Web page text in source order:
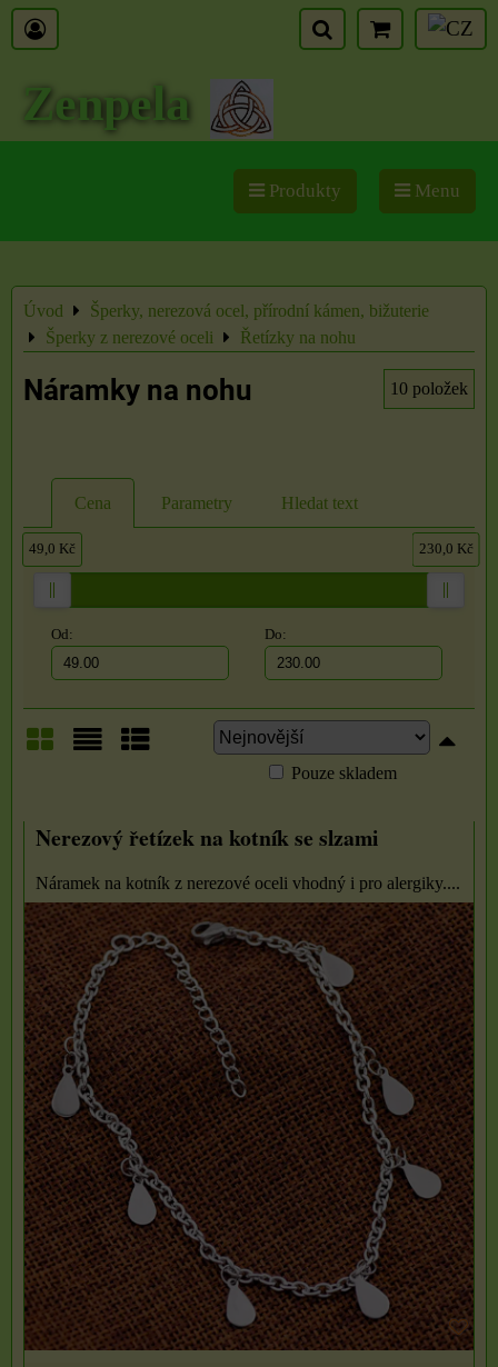
Zenpela
Produkty Menu
Úvod
Šperky, nerezová ocel, přírodní kámen, bižuterie
Šperky z nerezové oceli
Řetízky na nohu
Náramky na nohu 10 položek
Cena Parametry Hledat text
Od: Do:
49,0 Kč 230,0 Kč
Pouze skladem
Nerezový řetízek na kotník se slzami
Náramek na kotník z nerezové oceli vhodný i pro alergiky....